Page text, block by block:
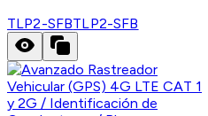
TLP2-SFBTLP2-SFB